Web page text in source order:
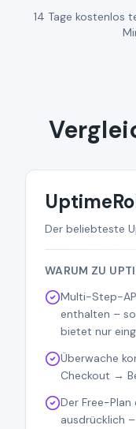
14 Tage kostenlos
Der beliebteste
WARUM ZU
Multi-Step-
enthalten –
bietet nur
Überwache
Checkout →
Der Free-
ausdrücklich